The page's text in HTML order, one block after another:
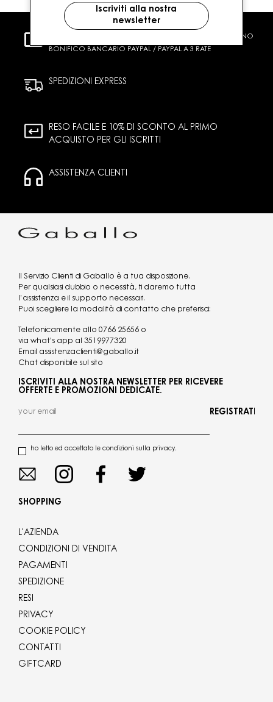
CARTA DI CREDITO CONTRASSEGNO
BONIFICO BANCARIO PAYPAL / PAYPAL A 3 RATE
SPEDIZIONI EXPRESS
RESO FACILE E 10% DI SCONTO AL PRIMO
ACQUISTO PER GLI ISCRITTI
ASSISTENZA CLIENTI
Il Servizio Clienti di Gaballo è a tua disposizione.
Per qualsiasi dubbio o necessità, ti daremo tutta
l’assistenza e il supporto necessari.
Puoi scegliere la modalità di contatto che preferisci:
Telefonicamente allo 0766 25656 o
via what's app al 3519977320
Email assistenzaclienti@gaballo.it
Chat disponibile sul sito
ISCRIVITI ALLA NOSTRA NEWSLETTER PER RICEVERE
OFFERTE E PROMOZIONI DEDICATE.
ho letto ed accettato le condizioni sulla privacy.
REGISTRATI
SHOPPING
L'AZIENDA
CONDIZIONI DI VENDITA
PAGAMENTI
SPEDIZIONE
RESI
PRIVACY
COOKIE POLICY
CONTATTI
GIFTCARD
Iscriviti alla nostra
newsletter